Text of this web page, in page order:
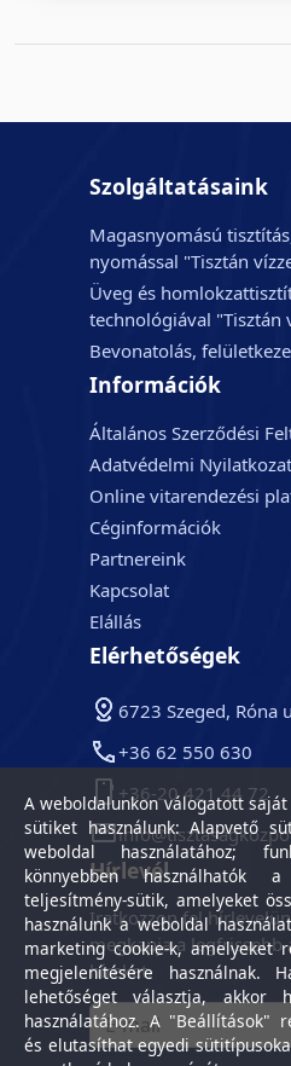
Szolgáltatásaink
Magasnyomású
nyomással "Tisztán
Üveg és
technológiával "Tisztán
Bevonatolás,
Információk
Általános Szerződési
Adatvédelmi Nyilatkozat
Online vitarendezési
Céginformációk
Partnereink
Kapcsolat
Elállás
Elérhetőségek
6723 Szeged, Róna
+36 62 550 630
+36-20 421 44 72
Hírlevél
Iratkozzon fel
megkapja a legfrissebb
híreket.
A weboldalunkon válogatott
sütiket használunk: Alapvető
weboldal használatához;
könnyebben használhatók
teljesítmény-sütik, amelyeket
használunk a weboldal
marketing cookie-k, amelyeket
megjelenítésére használnak.
lehetőséget választja, akkor
használatához. A "Beállítások"
és elutasíthat egyedi